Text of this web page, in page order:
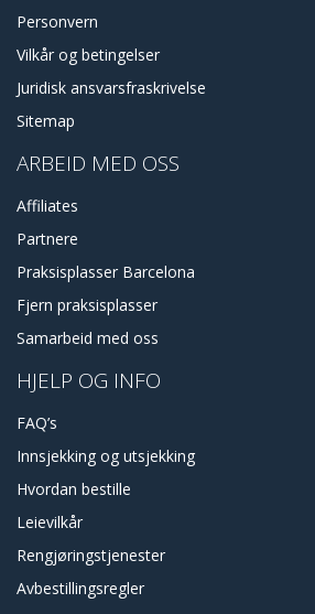
Personvern
Vilkår og betingelser
Juridisk ansvarsfraskrivelse
Sitemap
ARBEID MED OSS
Affiliates
Partnere
Praksisplasser Barcelona
Fjern praksisplasser
Samarbeid med oss
HJELP OG INFO
FAQ’s
Innsjekking og utsjekking
Hvordan bestille
Leievilkår
Rengjøringstjenester
Avbestillingsregler